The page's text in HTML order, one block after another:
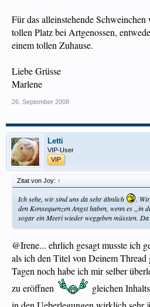
Für das alleinstehende
tollen Platz bei Artgenossen,
einem tollen Zuhause.
Liebe Grüsse
Marlene
26. September 2008
Letti
VIP-User
VIP
Zitat von Joy: ↑
Ich sehe, wir sind uns da sehr ähnlich
.
den Konsequenzen Angst haben, wenn es „in
sogar ein Meeri wieder weggeben müssten.
@Irene... ehrlich gesagt musste ich
als ich den Titel von Deinem Thread
Tagen noch habe ich mir selber
zu eröffnen
gleichen Inhalts